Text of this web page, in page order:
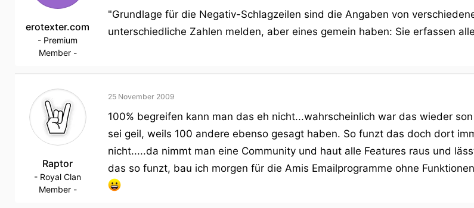
erotexter.com
- Premium
Member -
"Grundlage für die Negativ-Schlagzeilen sind die Angaben von
unterschiedliche Zahlen melden, aber eines gemein haben: Sie erfassen
Raptor
- Royal Clan
Member -
25 November 2009
100% begreifen kann man das eh nicht...wahrscheinlich war das wieder
sei geil, weils 100 andere ebenso gesagt haben. So funzt das doch dort
nicht.....da nimmt man eine Community und haut alle Features raus und
das so funzt, bau ich morgen für die Amis Emailprogramme ohne